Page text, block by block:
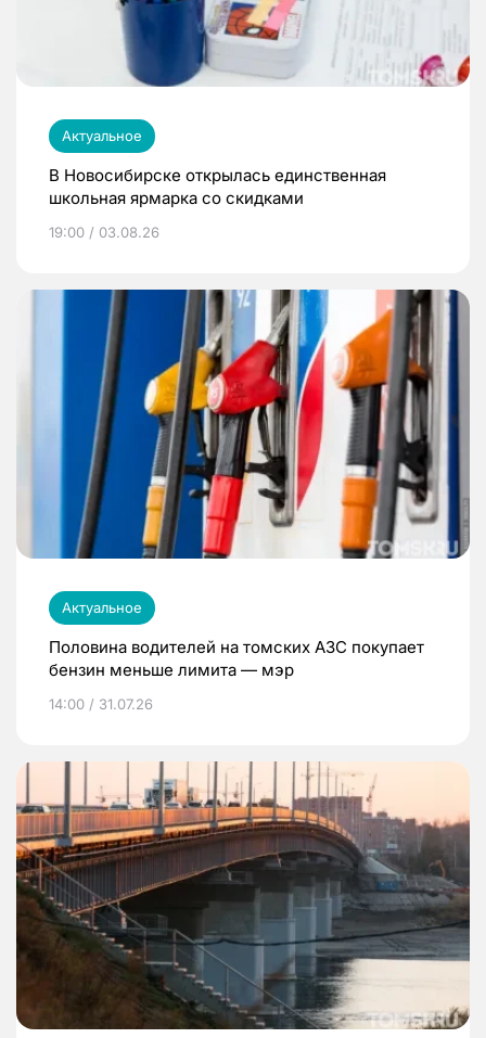
Актуальное
В Новосибирске открылась единственная
школьная ярмарка со скидками
19:00 / 03.08.26
Актуальное
Половина водителей на томских АЗС покупает
бензин меньше лимита — мэр
14:00 / 31.07.26